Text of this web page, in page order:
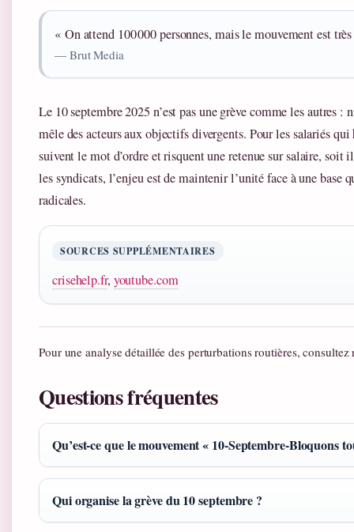
« On attend 100 000 personnes, mais le mouvement est
— Brut Media
Le 10 septembre 2025 n’est pas une grève comme les autres
mêle des acteurs aux objectifs divergents. Pour les salariés
suivent le mot d’ordre et risquent une retenue sur salaire,
les syndicats, l’enjeu est de maintenir l’unité face à une base
radicales.
SOURCES SUPPLÉMENTAIRES
crisehelp.fr, youtube.com
Pour une analyse détaillée des perturbations routières,
Questions fréquentes
Qu’est-ce que le mouvement « 10-Septembre-Bloquons
Qui organise la grève du 10 septembre ?